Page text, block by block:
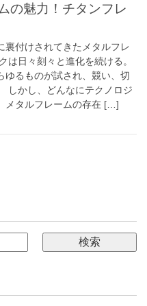
裏付けされてきたメタルフレ
は日々刻々と進化を続ける。
ゆるものが試され、競い、切
しかし、どんなにテクノロジ
メタルフレームの存在 […]